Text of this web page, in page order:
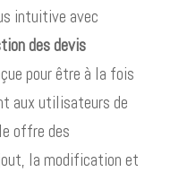
intuitive avec
des devis
pour être à la fois
aux utilisateurs de
offre des
la modification et